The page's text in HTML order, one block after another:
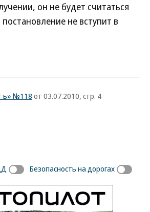
он не будет считаться
не вступит в
№118 от 03.07.2010, стр. 4
Безопасность на дорогах